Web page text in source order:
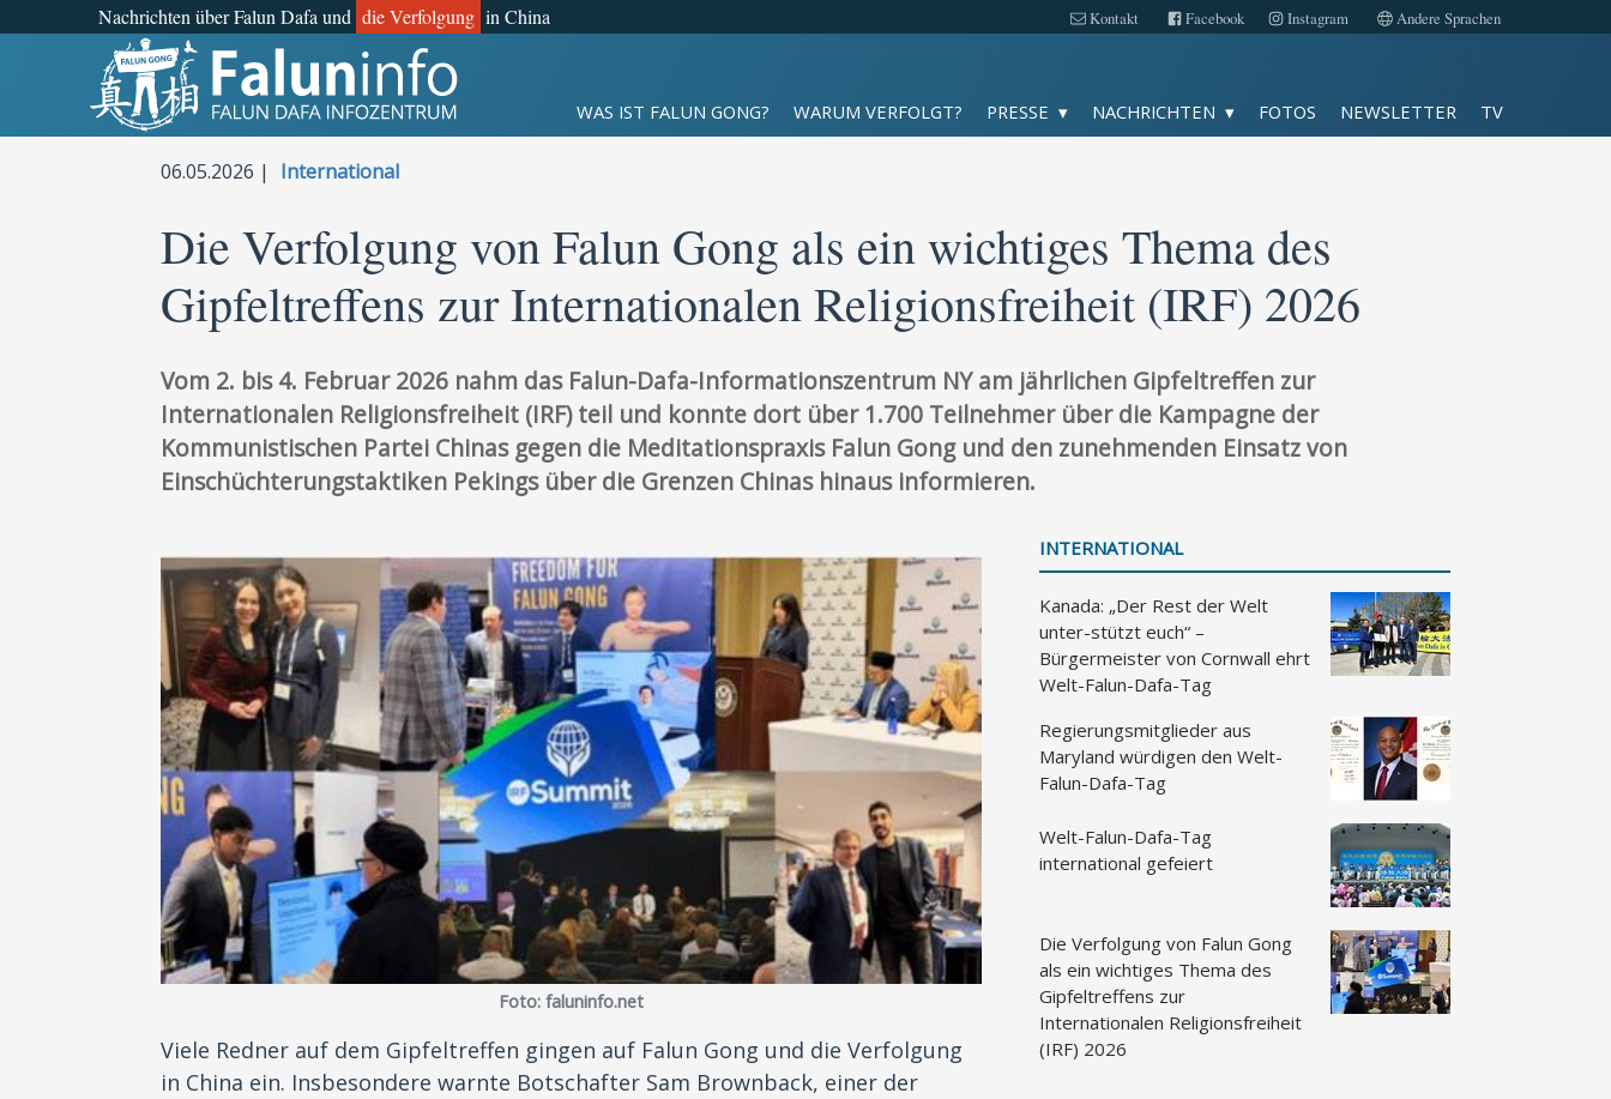
Nachrichten über Falun Dafa und die Verfolgung in China Kontakt Facebook Instagram Andere Sprachen
WAS IST FALUN GONG? WARUM VERFOLGT? PRESSE NACHRICHTEN FOTOS NEWSLETTER TV
Was ist Falun Gong?
Warum verfolgt?
Pressemitteilungen
Statements
Neueste Nachrichten
Newsletter
Fotos
Facebook
Impressum
Datenschutz
06.05.2026 | International
Die Verfolgung von Falun Gong als ein wichtiges Thema des
Gipfeltreffens zur Internationalen Religionsfreiheit (IRF) 2026
Vom 2. bis 4. Februar 2026 nahm das Falun-Dafa-Informationszentrum NY am jährlichen Gipfeltreffen zur
Internationalen Religionsfreiheit (IRF) teil und konnte dort über 1.700 Teilnehmer über die Kampagne der
Kommunistischen Partei Chinas gegen die Meditationspraxis Falun Gong und den zunehmenden Einsatz von
Einschüchterungstaktiken Pekings über die Grenzen Chinas hinaus informieren.
Foto: faluninfo.net
Viele Redner auf dem Gipfeltreffen gingen auf Falun Gong und die Verfolgung
in China ein. Insbesondere warnte Botschafter Sam Brownback, einer der
INTERNATIONAL
Kanada: „Der Rest der Welt
unter-stützt euch“ –
Bürgermeister von Cornwall ehrt
Welt-Falun-Dafa-Tag
Regierungsmitglieder aus
Maryland würdigen den Welt-
Falun-Dafa-Tag
Welt-Falun-Dafa-Tag
international gefeiert
Die Verfolgung von Falun Gong
als ein wichtiges Thema des
Gipfeltreffens zur
Internationalen Religionsfreiheit
(IRF) 2026